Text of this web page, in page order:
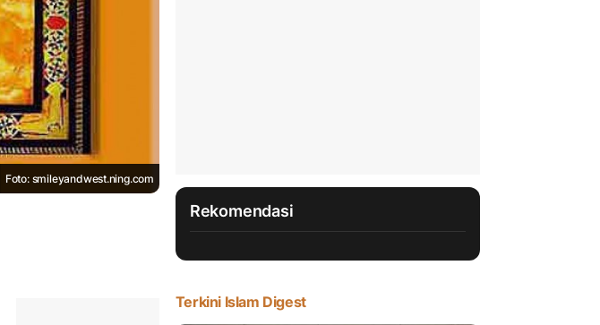
Foto: smileyandwest.ning.com
Rekomendasi
Terkini Islam Digest